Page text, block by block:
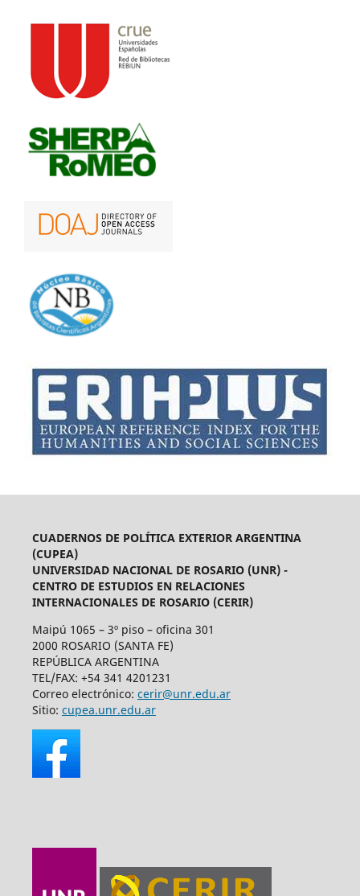
CUADERNOS DE POLÍTICA EXTERIOR ARGENTINA
(CUPEA)
UNIVERSIDAD NACIONAL DE ROSARIO (UNR) -
CENTRO DE ESTUDIOS EN RELACIONES
INTERNACIONALES DE ROSARIO (CERIR)
Maipú 1065 – 3º piso – oficina 301
2000 ROSARIO (SANTA FE)
REPÚBLICA ARGENTINA
TEL/FAX: +54 341 4201231
Correo electrónico: cerir@unr.edu.ar
Sitio: cupea.unr.edu.ar